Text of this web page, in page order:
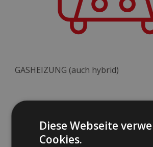
GASHEIZUNG (auch hybrid)
Diese Webseite
Cookies.